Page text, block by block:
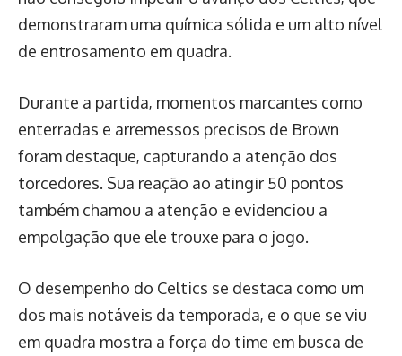
demonstraram uma química sólida e um alto nível
de entrosamento em quadra.
Durante a partida, momentos marcantes como
enterradas e arremessos precisos de Brown
foram destaque, capturando a atenção dos
torcedores. Sua reação ao atingir 50 pontos
também chamou a atenção e evidenciou a
empolgação que ele trouxe para o jogo.
O desempenho do Celtics se destaca como um
dos mais notáveis da temporada, e o que se viu
em quadra mostra a força do time em busca de